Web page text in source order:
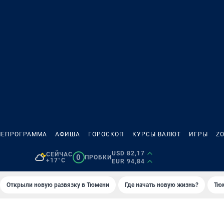
АФИША ГОРОСКОП КУРСЫ ВАЛЮТ ИГРЫ
СЕЙЧАС
+17°C
0 ПРОБКИ
USD 82,17
EUR 94,84
Открыли новую развязку в Тюмени Где начать новую жизнь?